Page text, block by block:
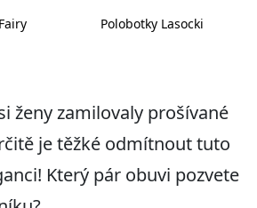
Polobotky Lasocki
ženy zamilovaly prošívané
je těžké odmítnout tuto
Který pár obuvi pozvete